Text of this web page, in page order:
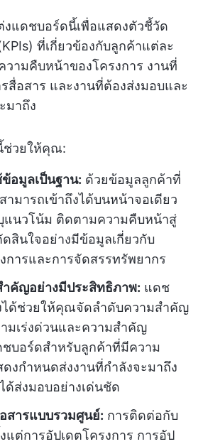
แดชบอร์ดนี้เพื่อแสดงตัวชี้วัด
ที่เกี่ยวข้องกับลูกค้าแต่ละ
วามคืบหน้าของโครงการ งานที่
สื่อสาร และงานที่ต้องส่งมอบและ
มาถึง
ช่วยให้คุณ:
อมูลเป็นฐาน: ด้วยข้อมูลลูกค้าที่
มารถเข้าถึงได้บนหน้าจอเดียว
แนวโน้ม ติดตามความคืบหน้าสู่
สินใจอย่างมีข้อมูลเกี่ยวกับ
การและการจัดสรรทรัพยากร
คัญอย่างมีประสิทธิภาพ: แดช
ด้ช่วยให้คุณจัดลำดับความสำคัญ
มเร่งด่วนและความสำคัญ
ชบอร์ดสำหรับลูกค้าที่มีความ
งกำหนดส่งงานที่กำลังจะมาถึง
ด้ส่งมอบอย่างเด่นชัด
สารแบบรวมศูนย์: การติดต่อกับ
ต่การอัปเดตโครงการ การอัป